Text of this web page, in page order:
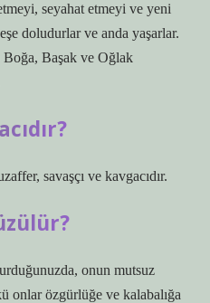
seyahat etmeyi ve yeni
doludurlar ve anda yaşarlar.
Başak ve Oğlak
savaşçı ve kavgacıdır.
onun mutsuz
onlar özgürlüğe ve kalabalığa